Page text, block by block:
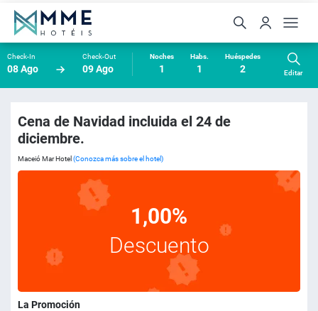
Check-In
08 Ago
Check-Out
09 Ago
Noches
1
Habs.
1
Huéspedes
2 Editar
Cena de Navidad incluida el 24 de
diciembre.
Maceió Mar Hotel (Conozca más sobre el hotel)
1,00%
Descuento
La Promoción